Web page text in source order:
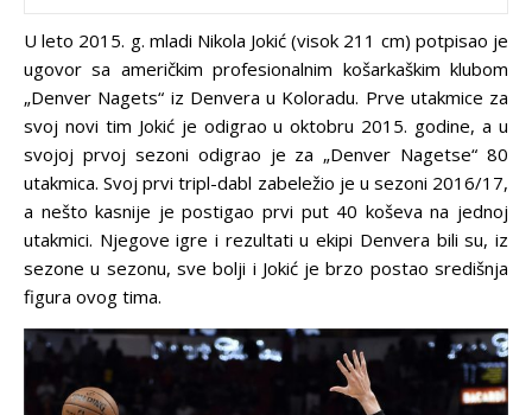
U leto 2015. g. mladi Nikola Jokić (visok 211 cm) potpisao je
ugovor sa američkim profesionalnim košarkaškim klubom
„Denver Nagets“ iz Denvera u Koloradu. Prve utakmice za
svoj novi tim Jokić je odigrao u oktobru 2015. godine, a u
svojoj prvoj sezoni odigrao je za „Denver Nagetse“ 80
utakmica. Svoj prvi tripl-dabl zabeležio je u sezoni 2016/17,
a nešto kasnije je postigao prvi put 40 koševa na jednoj
utakmici. Njegove igre i rezultati u ekipi Denvera bili su, iz
sezone u sezonu, sve bolji i Jokić je brzo postao središnja
figura ovog tima.